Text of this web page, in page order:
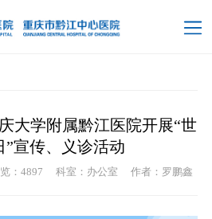
大学附属黔江医院开展“世
”宣传、义诊活动
：4897 科室：办公室 作者：罗鹏鑫